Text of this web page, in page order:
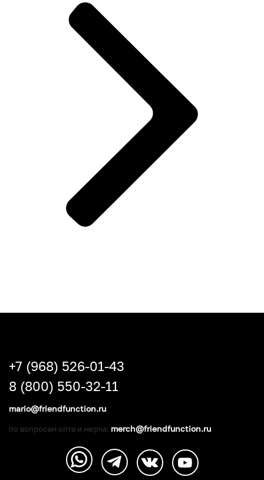
+7 (968) 526-01-43
8 (800) 550-32-11
mario@friendfunction.ru
по вопросам опта и мерча: merch@friendfunction.ru